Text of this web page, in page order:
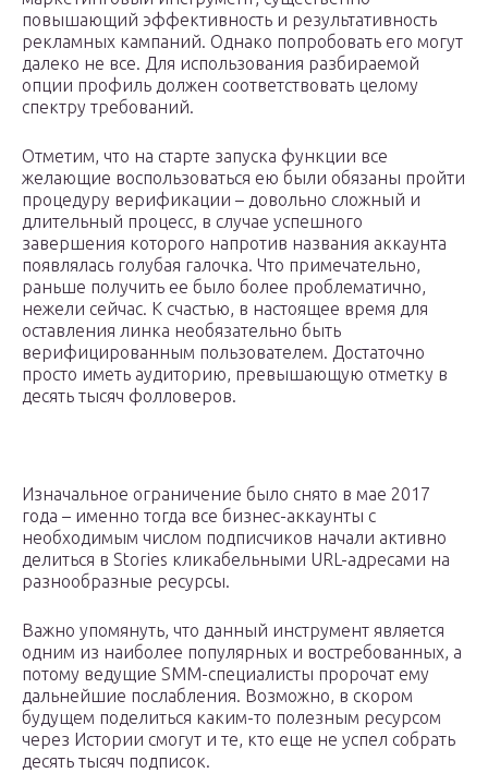
повышающий эффективность и результативность
рекламных кампаний. Однако попробовать его могут
далеко не все. Для использования разбираемой
опции профиль должен соответствовать целому
спектру требований.
Отметим, что на старте запуска функции все
желающие воспользоваться ею были обязаны пройти
процедуру верификации – довольно сложный и
длительный процесс, в случае успешного
завершения которого напротив названия аккаунта
появлялась голубая галочка. Что примечательно,
раньше получить ее было более проблематично,
нежели сейчас. К счастью, в настоящее время для
оставления линка необязательно быть
верифицированным пользователем. Достаточно
просто иметь аудиторию, превышающую отметку в
десять тысяч фолловеров.
Изначальное ограничение было снято в мае 2017
года – именно тогда все бизнес-аккаунты с
необходимым числом подписчиков начали активно
делиться в Stories кликабельными URL-адресами на
разнообразные ресурсы.
Важно упомянуть, что данный инструмент является
одним из наиболее популярных и востребованных, а
потому ведущие SMM-специалисты пророчат ему
дальнейшие послабления. Возможно, в скором
будущем поделиться каким-то полезным ресурсом
через Истории смогут и те, кто еще не успел собрать
десять тысяч подписок.